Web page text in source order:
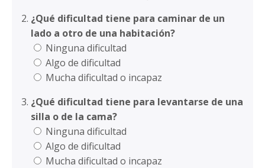
¿Qué dificultad tiene para caminar de un
lado a otro de una habitación?
Ninguna dificultad
Algo de dificultad
Mucha dificultad o incapaz
¿Qué dificultad tiene para levantarse de una
silla o de la cama?
Ninguna dificultad
Algo de dificultad
Mucha dificultad o incapaz